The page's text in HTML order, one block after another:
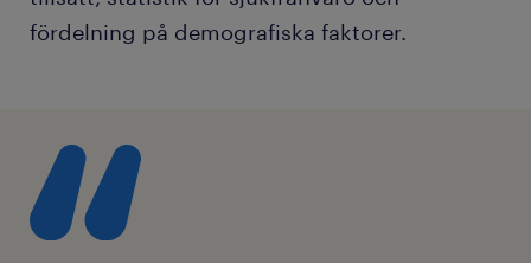
fördelning på demografiska faktorer.